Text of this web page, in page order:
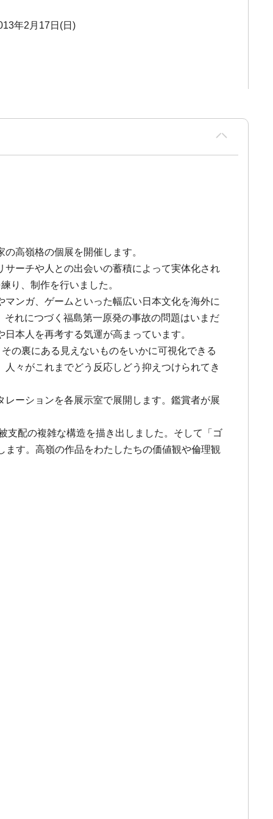
年2月17日(日)
高嶺格の個展を開催します。
ーチや人との出会いの蓄積によって実体化され
り、制作を行いました。
ンガ、ゲームといった幅広い日本文化を海外に
れにつづく福島第一原発の事故の問題はいまだ
本人を再考する気運が高まっています。
の裏にある見えないものをいかに可視化できる
々がこれまでどう反応しどう抑えつけられてき
ーションを各展示室で展開します。鑑賞者が展
支配の複雑な構造を描き出しました。そして「ゴ
す。高嶺の作品をわたしたちの価値観や倫理観